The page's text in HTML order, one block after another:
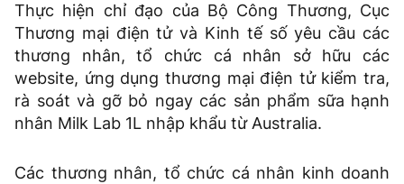
Thực hiện chỉ đạo của Bộ Công Thương, Cục
Thương mại điện tử và Kinh tế số yêu cầu các
thương nhân, tổ chức cá nhân sở hữu các
website, ứng dụng thương mại điện tử kiểm tra,
rà soát và gỡ bỏ ngay các sản phẩm sữa hạnh
nhân Milk Lab 1L nhập khẩu từ Australia.
Các thương nhân, tổ chức cá nhân kinh doanh